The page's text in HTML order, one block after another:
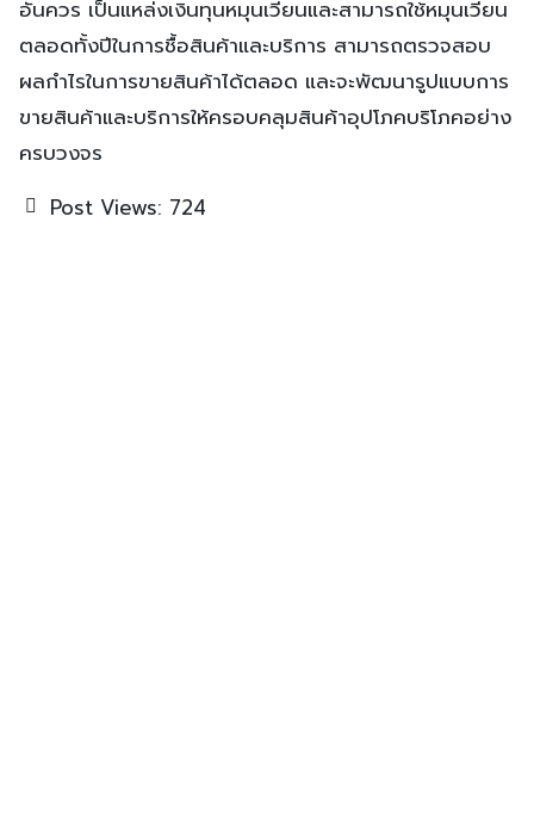
อันควร เป็นแหล่งเงินทุนหมุนเวียนและสามารถใช้หมุนเวียน
ตลอดทั้งปีในการชื้อสินค้าและบริการ สามารถตรวจสอบ
ผลกำไรในการขายสินค้าได้ตลอด และจะพัฒนารูปแบบการ
ขายสินค้าและบริการให้ครอบคลุมสินค้าอุปโภคบริโภคอย่าง
ครบวงจร
Post Views: 724